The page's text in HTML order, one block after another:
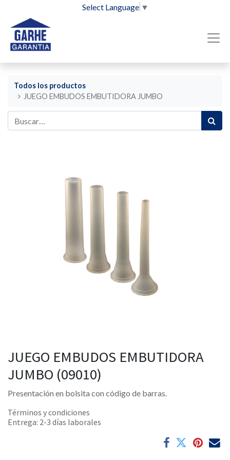
Select Language ▼
Todos los productos
JUEGO EMBUDOS EMBUTIDORA JUMBO
JUEGO EMBUDOS EMBUTIDORA
JUMBO (09010)
Presentación en bolsita con código de barras.
Términos y condiciones
Entrega: 2-3 días laborales